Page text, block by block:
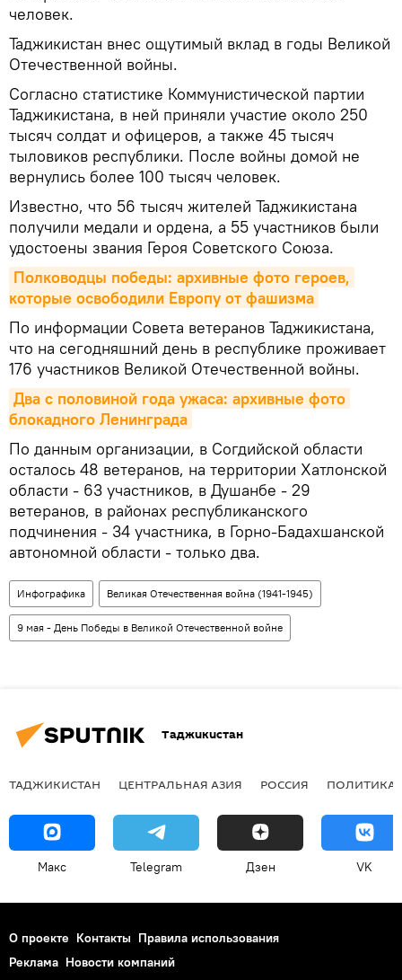
человек.
Таджикистан внес ощутимый вклад в годы Великой
Отечественной войны.
Согласно статистике Коммунистической партии
Таджикистана, в ней приняли участие около 250
тысяч солдат и офицеров, а также 45 тысяч
тыловиков республики. После войны домой не
вернулись более 100 тысяч человек.
Известно, что 56 тысяч жителей Таджикистана
получили медали и ордена, а 55 участников были
удостоены звания Героя Советского Союза.
Полководцы победы: архивные фото героев,
которые освободили Европу от фашизма
По информации Совета ветеранов Таджикистана,
что на сегодняшний день в республике проживает
176 участников Великой Отечественной войны.
Два с половиной года ужаса: архивные фото
блокадного Ленинграда
По данным организации, в Согдийской области
осталось 48 ветеранов, на территории Хатлонской
области - 63 участников, в Душанбе - 29
ветеранов, в районах республиканского
подчинения - 34 участника, в Горно-Бадахшанской
автономной области - только два.
Инфографика Великая Отечественная война (1941-1945)
9 мая - День Победы в Великой Отечественной войне
Таджикистан
ТАДЖИКИСТАН ЦЕНТРАЛЬНАЯ АЗИЯ РОССИЯ ПОЛИТИКА
Макс Telegram Дзен VK
О проекте Контакты Правила использования
Реклама Новости компаний